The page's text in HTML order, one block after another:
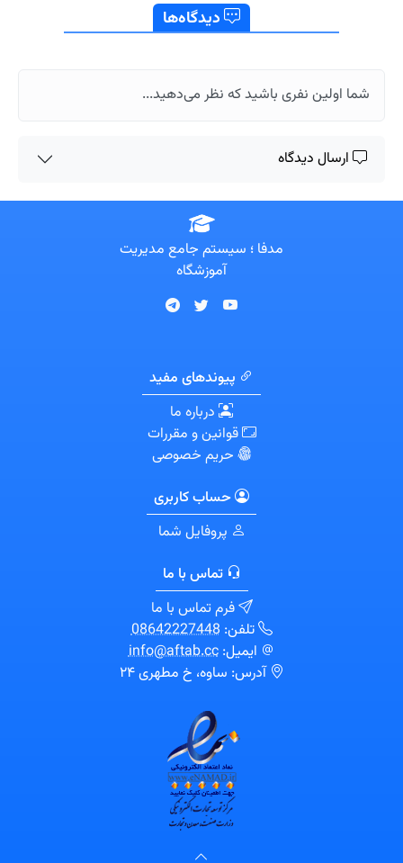
دیدگاه‌ها
شما اولین نفری باشید که نظر می‌دهید...
ارسال دیدگاه
مدفا ؛ سیستم جامع مدیریت
آموزشگاه
پیوندهای مفید
درباره ما
قوانین و مقررات
حریم خصوصی
حساب کاربری
پروفایل شما
تماس با ما
فرم تماس با ما
تلفن: 08642227448
ایمیل:info@aftab.cc
آدرس: ساوه، خ مطهری ۲۴